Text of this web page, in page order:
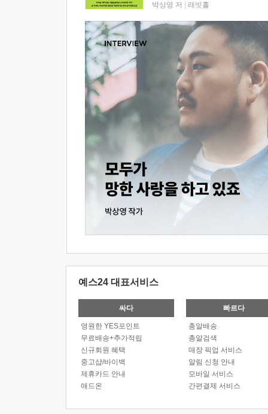
박상영 저 래빗홀
예스24 대표서비스
싸다
영원한 YES포인트
무료배송+추가적립
신규회원 혜택
중고샵/바이백
제휴카드 안내
애드온
빠르다
총알배송
총알검색
매장 픽업 서비스
알림 신청 안내
모바일 서비스
간편결제 서비스